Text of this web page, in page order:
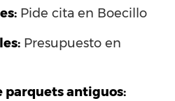
Pide cita en Boecillo
Presupuesto en
parquets antiguos: